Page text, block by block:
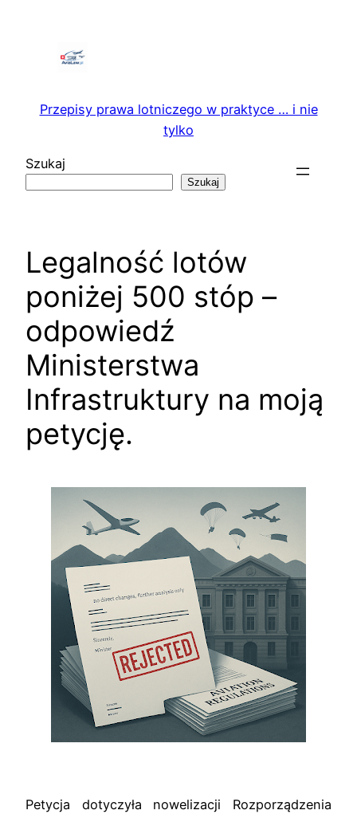
Przepisy prawa lotniczego w praktyce … i nie
tylko
Szukaj
Szukaj
Legalność lotów
poniżej 500 stóp –
odpowiedź
Ministerstwa
Infrastruktury na moją
petycję.
Petycja dotyczyła nowelizacji Rozporządzenia